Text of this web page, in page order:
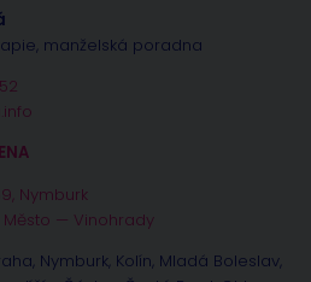
manželská poradna
Nymburk
Město — Vinohrady
Nymburk, Kolín, Mladá Boleslav,